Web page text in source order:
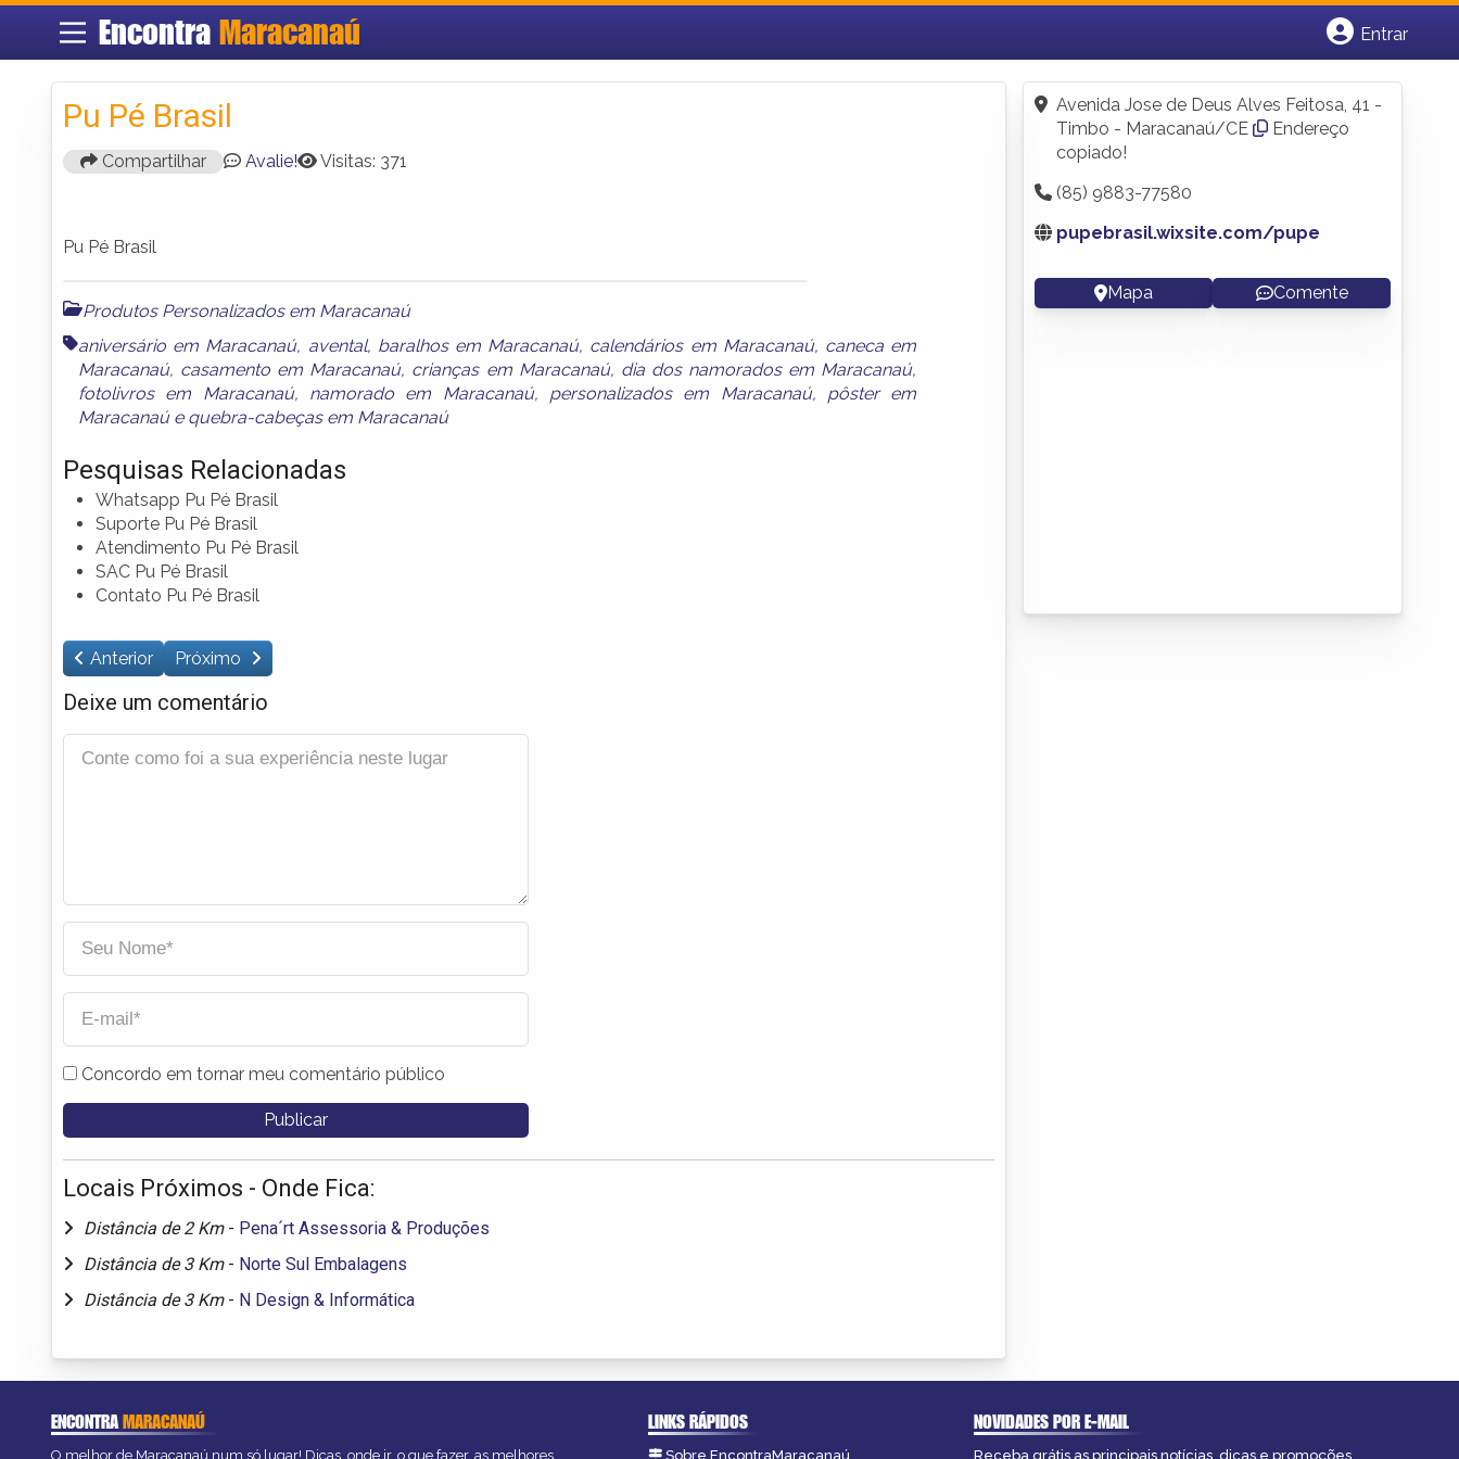
Encontra Maracanaú
Entrar
Fazer login
Criar conta
Pu Pé Brasil
Compartilhar Avalie! Visitas: 371
Pu Pé Brasil
Produtos Personalizados em Maracanaú
aniversário em Maracanaú, avental, baralhos em Maracanaú, calendários em Maracanaú, caneca em
Maracanaú, casamento em Maracanaú, crianças em Maracanaú, dia dos namorados em Maracanaú,
fotolivros em Maracanaú, namorado em Maracanaú, personalizados em Maracanaú, pôster em
Maracanaúe quebra-cabeças em Maracanaú
Pesquisas Relacionadas
Whatsapp Pu Pé Brasil
Suporte Pu Pé Brasil
Atendimento Pu Pé Brasil
SAC Pu Pé Brasil
Contato Pu Pé Brasil
Anterior Próximo
Deixe um comentário
Concordo em tornar meu comentário público
Locais Próximos - Onde Fica:
Distância de 2 Km - Pena´rt Assessoria & Produções
Distância de 3 Km - Norte Sul Embalagens
Distância de 3 Km - N Design & Informática
Avenida Jose de Deus Alves Feitosa, 41 -
Timbo - Maracanaú/CE
Endereço
copiado!
(85) 9883-77580
pupebrasil.wixsite.com/pupe
Mapa Comente
ENCONTRAMARACANAÚ
O melhor de Maracanaú num só lugar! Dicas, onde ir, o que fazer, as melhores
LINKS RÁPIDOS
Sobre EncontraMaracanaú
NOVIDADES POR E-MAIL
Receba grátis as principais notícias, dicas e promoções